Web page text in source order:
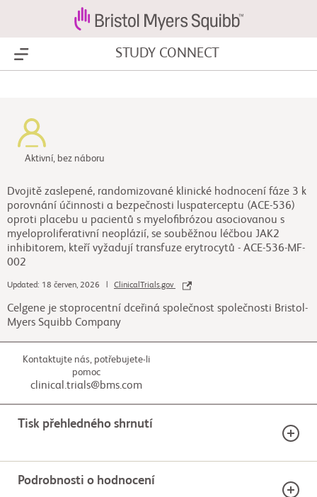
Show Menu STUDY CONNECT
Aktivní, bez náboru
Dvojitě zaslepené, randomizované klinické hodnocení fáze 3 k
porovnání účinnosti a bezpečnosti luspaterceptu (ACE-536)
oproti placebu u pacientů s myelofibrózou asociovanou s
myeloproliferativní neoplázií, se souběžnou léčbou JAK2
inhibitorem, kteří vyžadují transfuze erytrocytů - ACE-536-MF-
002
Updated: 18 červen, 2026 | ClinicalTrials.gov
Celgene je stoprocentní dceřiná společnost společnosti Bristol-
Myers Squibb Company
Kontaktujte nás, potřebujete-li
pomoc
clinical.trials@bms.com
Tisk přehledného shrnutí
ZVAŽUJETE TOTO HODNOCENÍ?
Podrobnosti o hodnocení